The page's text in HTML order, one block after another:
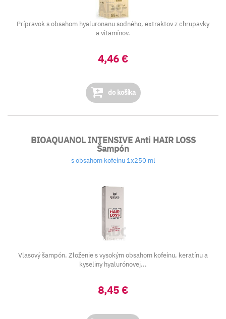
Prípravok s obsahom hyaluronanu sodného, extraktov z chrupavky
a vitamínov.
4,46 €
do košíka
BIOAQUANOL INTENSIVE Anti HAIR LOSS
Šampón
s obsahom kofeínu 1x250 ml
Vlasový šampón. Zloženie s vysokým obsahom kofeínu, keratínu a
kyseliny hyalurónovej...
8,45 €